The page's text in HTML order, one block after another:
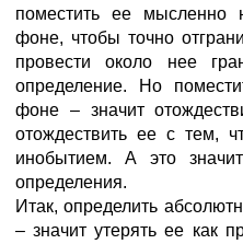
поместить ее
фоне, чтобы точно
провести около нее
определение. Но
фоне – значит
отождествить ее с тем,
инобытием. А это
определения.
Итак, определить
– значит утерять ее как